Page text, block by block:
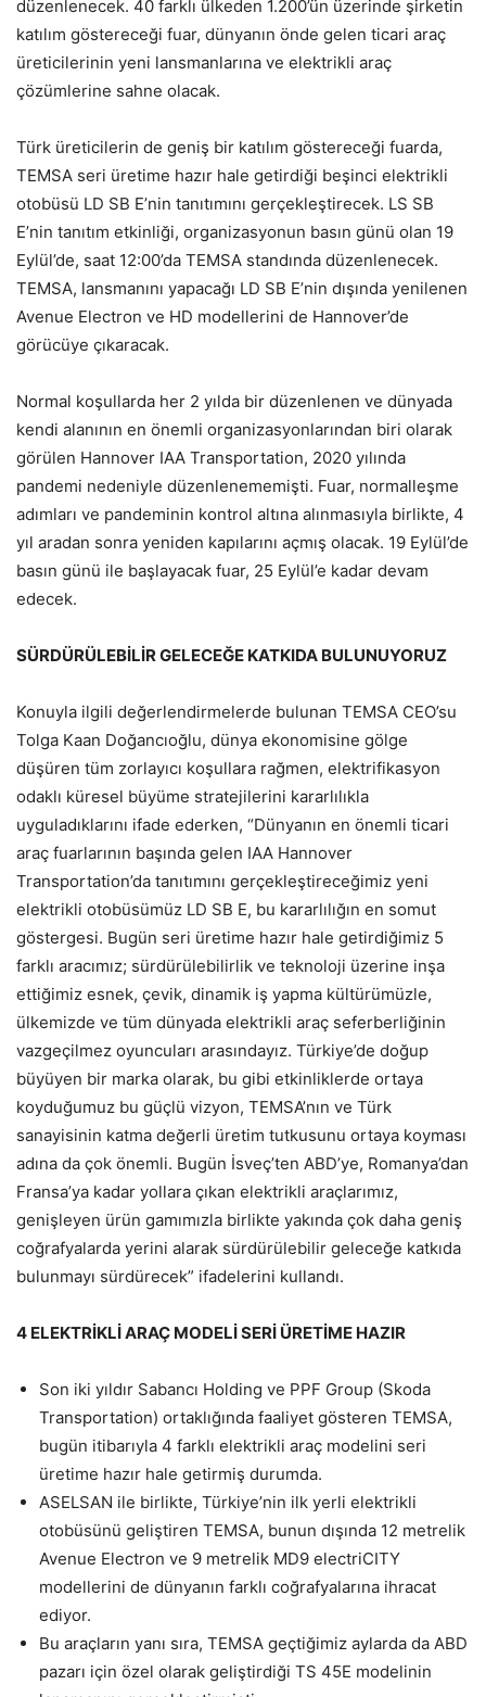
düzenlenecek. 40 farklı ülkeden 1.200’ün üzerinde şirketin
katılım göstereceği fuar, dünyanın önde gelen ticari araç
üreticilerinin yeni lansmanlarına ve elektrikli araç
çözümlerine sahne olacak.
Türk üreticilerin de geniş bir katılım göstereceği fuarda,
TEMSA seri üretime hazır hale getirdiği beşinci elektrikli
otobüsü LD SB E’nin tanıtımını gerçekleştirecek. LS SB
E’nin tanıtım etkinliği, organizasyonun basın günü olan 19
Eylül’de, saat 12:00’da TEMSA standında düzenlenecek.
TEMSA, lansmanını yapacağı LD SB E’nin dışında yenilenen
Avenue Electron ve HD modellerini de Hannover’de
görücüye çıkaracak.
Normal koşullarda her 2 yılda bir düzenlenen ve dünyada
kendi alanının en önemli organizasyonlarından biri olarak
görülen Hannover IAA Transportation, 2020 yılında
pandemi nedeniyle düzenlenememişti. Fuar, normalleşme
adımları ve pandeminin kontrol altına alınmasıyla birlikte, 4
yıl aradan sonra yeniden kapılarını açmış olacak. 19 Eylül’de
basın günü ile başlayacak fuar, 25 Eylül’e kadar devam
edecek.
SÜRDÜRÜLEBİLİR GELECEĞE KATKIDA BULUNUYORUZ
Konuyla ilgili değerlendirmelerde bulunan TEMSA CEO’su
Tolga Kaan Doğancıoğlu, dünya ekonomisine gölge
düşüren tüm zorlayıcı koşullara rağmen, elektrifikasyon
odaklı küresel büyüme stratejilerini kararlılıkla
uyguladıklarını ifade ederken, “Dünyanın en önemli ticari
araç fuarlarının başında gelen IAA Hannover
Transportation’da tanıtımını gerçekleştireceğimiz yeni
elektrikli otobüsümüz LD SB E, bu kararlılığın en somut
göstergesi. Bugün seri üretime hazır hale getirdiğimiz 5
farklı aracımız; sürdürülebilirlik ve teknoloji üzerine inşa
ettiğimiz esnek, çevik, dinamik iş yapma kültürümüzle,
ülkemizde ve tüm dünyada elektrikli araç seferberliğinin
vazgeçilmez oyuncuları arasındayız. Türkiye’de doğup
büyüyen bir marka olarak, bu gibi etkinliklerde ortaya
koyduğumuz bu güçlü vizyon, TEMSA’nın ve Türk
sanayisinin katma değerli üretim tutkusunu ortaya koyması
adına da çok önemli. Bugün İsveç’ten ABD’ye, Romanya’dan
Fransa’ya kadar yollara çıkan elektrikli araçlarımız,
genişleyen ürün gamımızla birlikte yakında çok daha geniş
coğrafyalarda yerini alarak sürdürülebilir geleceğe katkıda
bulunmayı sürdürecek” ifadelerini kullandı.
4 ELEKTRİKLİ ARAÇ MODELİ SERİ ÜRETİME HAZIR
Son iki yıldır Sabancı Holding ve PPF Group (Skoda
Transportation) ortaklığında faaliyet gösteren TEMSA,
bugün itibarıyla 4 farklı elektrikli araç modelini seri
üretime hazır hale getirmiş durumda.
ASELSAN ile birlikte, Türkiye’nin ilk yerli elektrikli
otobüsünü geliştiren TEMSA, bunun dışında 12 metrelik
Avenue Electron ve 9 metrelik MD9 electriCITY
modellerini de dünyanın farklı coğrafyalarına ihracat
ediyor.
Bu araçların yanı sıra, TEMSA geçtiğimiz aylarda da ABD
pazarı için özel olarak geliştirdiği TS 45E modelinin